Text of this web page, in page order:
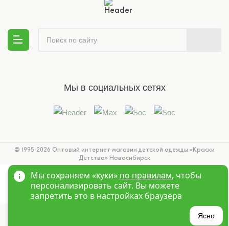
?
Мы в социальных сетях
© 1995-2026 Оптовый интернет магазин детской одежды «Краски
Детства» Новосибирск
Мы сохраняем «куки» по правилам, чтобы
персонализировать сайт. Вы можете
запретить это в настройках браузера
Ясно